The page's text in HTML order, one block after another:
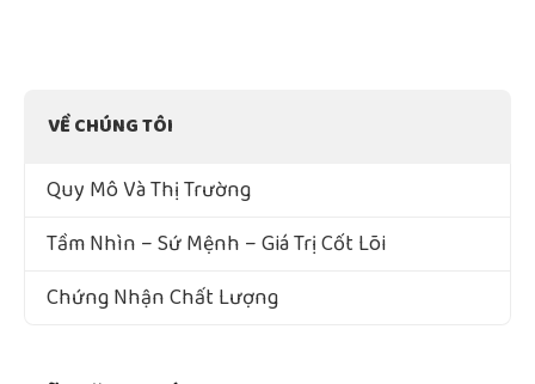
VỀ CHÚNG TÔI
Quy Mô Và Thị Trường
Tầm Nhìn – Sứ Mệnh – Giá Trị Cốt Lõi
Chứng Nhận Chất Lượng